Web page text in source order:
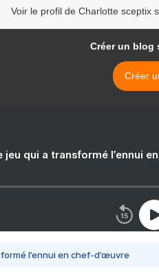
Voir le profil de Charlotte sceptix
Créer un blog
Créer
jeu qui a transformé l’ennui
l’ennui en chef-d’œuvre